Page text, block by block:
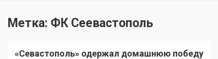
Метка: ФК Сеевастополь
«Севастополь» одержал домашнюю победу